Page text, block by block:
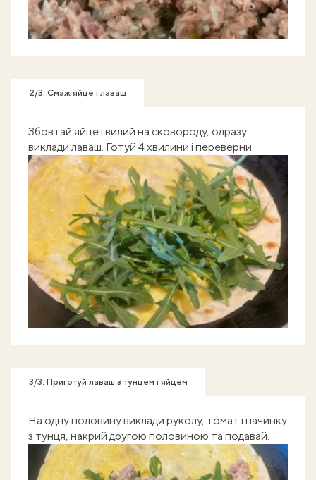
2/3. Смаж яйце і лаваш
Збовтай яйце і вилий на сковороду, одразу
виклади лаваш. Готуй 4 хвилини і переверни.
3/3. Приготуй лаваш з тунцем і яйцем
На одну половину виклади руколу, томат і начинку
з тунця, накрий другою половиною та подавай.